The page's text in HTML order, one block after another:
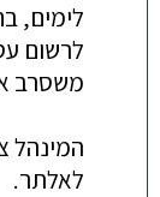
לימים,
לרשום
משסרב
המינהל
לאלתר.